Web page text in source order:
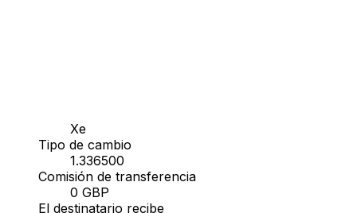
Xe
Tipo de cambio
1.336500
Comisión de transferencia
0 GBP
El destinatario recibe